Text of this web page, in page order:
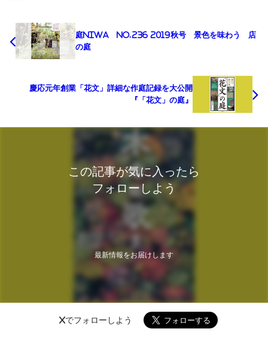
庭NIWA No.236 2019秋号 景色を味わう 店
の庭
慶応元年創業「花文」詳細な作庭記録を大公開
『「花文」の庭』
この記事が気に入ったら
フォローしよう
最新情報をお届けします
Xでフォローしよう